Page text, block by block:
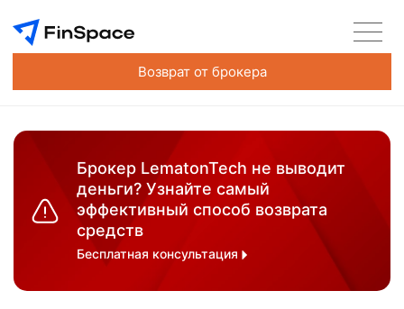
Возврат от брокера
Брокер LematonTech не выводит
деньги? Узнайте самый
эффективный способ возврата
средств
Бесплатная консультация